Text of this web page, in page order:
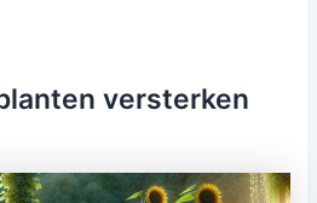
versterken